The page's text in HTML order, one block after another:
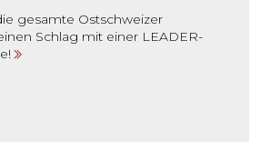
gesamte Ostschweizer
Schlag mit einer LEADER-